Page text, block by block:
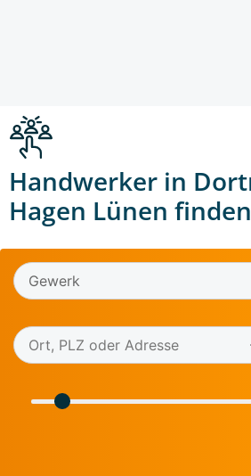
Handwerker in
Hagen Lünen finden